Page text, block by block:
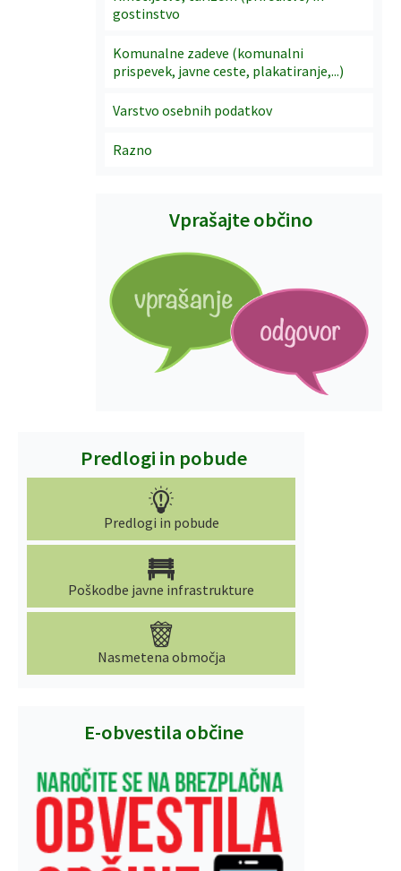
gostinstvo
Komunalne zadeve (komunalni
prispevek, javne ceste, plakatiranje,...)
Varstvo osebnih podatkov
Razno
Vprašajte občino
Predlogi in pobude
Predlogi in pobude
Poškodbe javne infrastrukture
Nasmetena območja
E-obvestila občine